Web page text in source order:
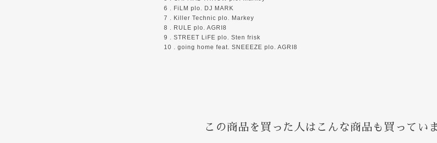
6 . FiLM plo. DJ MARK
7 . Killer Technic plo. Markey
8 . RULE plo. AGRI8
9 . STREET LiFE plo. Sten frisk
10 . going home feat. SNEEEZE plo. AGRI8
この商品を買った人はこんな商品も買ってい